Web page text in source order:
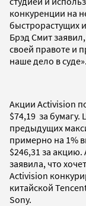
конкуренции на
быстрорастущих
Брэд Смит
своей правоте и
наше дело в суде».
Акции Activision
$74,19 за бумагу.
предыдущих
примерно на 1%
$246,31 за
заявила, что
Activision
китайской
Sony.